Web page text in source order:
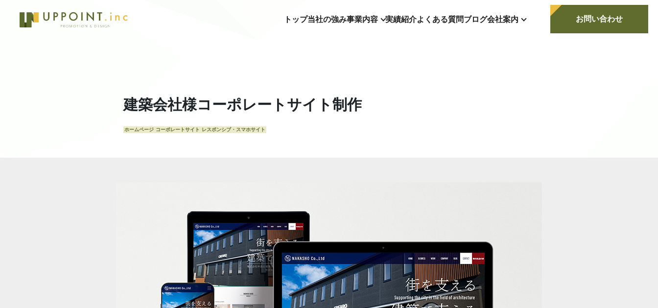
トップ当社の強み事業内容 実績紹介よくある質問ブログ会社案内 お問い合わせ
建築会社様コーポレートサイト制作
ホームページ コーポレートサイト レスポンシブ・スマホサイト